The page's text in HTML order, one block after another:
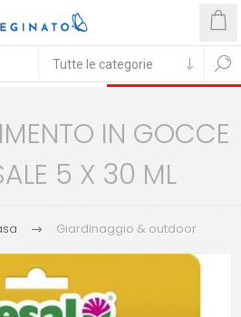
IN GOCCE
5 X 30 ML
Giardinaggio & outdoor